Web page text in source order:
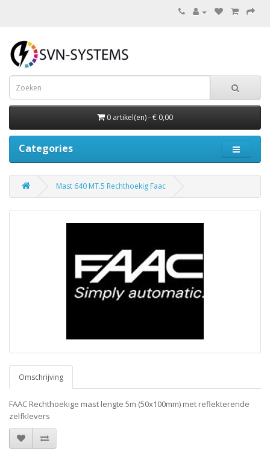
0 artikel(en) - € 0,00
Categories
Mast 640 MT.5 Rechthoekig Faac
Omschrijving
FAAC Rechthoekige mast lengte 5m (50x100mm) met reflekterende
zelfklevers